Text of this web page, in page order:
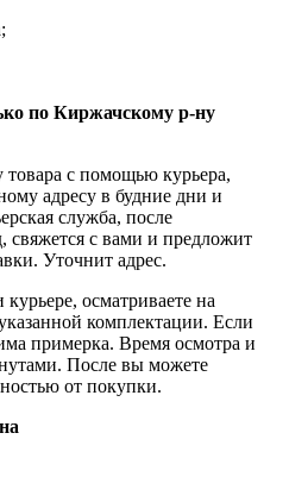
по Киржачскому р-ну
товара с помощью курьера,
адресу в будние дни и
служба, после
свяжется с вами и предложит
Уточнит адрес.
осматриваете на
комплектации. Если
примерка. Время осмотра и
После вы можете
от покупки.